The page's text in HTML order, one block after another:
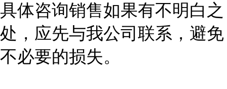
具体咨询销售如果有不明白之
处，应先与我公司联系，避免
不必要的损失。